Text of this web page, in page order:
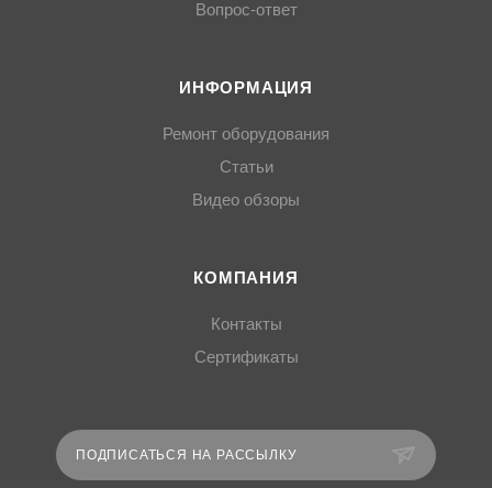
Вопрос-ответ
ИНФОРМАЦИЯ
Ремонт оборудования
Статьи
Видео обзоры
КОМПАНИЯ
Контакты
Сертификаты
ПОДПИСАТЬСЯ НА РАССЫЛКУ